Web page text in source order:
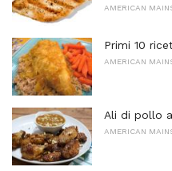
AMERICAN
Primi 10
AMERICAN
Ali di pollo
AMERICAN